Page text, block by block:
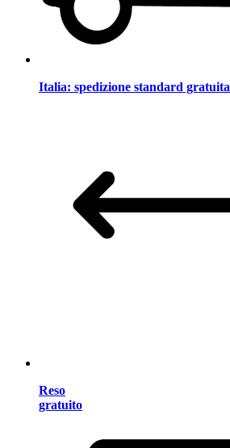
Italia: spedizione standard gratuita
Reso
gratuito